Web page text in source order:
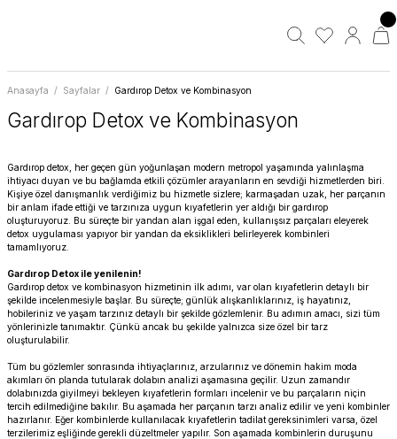
Anasayfa Sayfalar Gardırop Detox ve Kombinasyon
Gardırop Detox ve Kombinasyon
Gardırop detox, her geçen gün yoğunlaşan modern metropol yaşamında yalınlaşma
ihtiyacı duyan ve bu bağlamda etkili çözümler arayanların en sevdiği hizmetlerden biri.
Kişiye özel danışmanlık verdiğimiz bu hizmetle sizlere; karmaşadan uzak, her parçanın
bir anlam ifade ettiği ve tarzınıza uygun kıyafetlerin yer aldığı bir gardırop
oluşturuyoruz. Bu süreçte bir yandan alan işgal eden, kullanışsız parçaları eleyerek
detox uygulaması yapıyor bir yandan da eksiklikleri belirleyerek kombinleri
tamamlıyoruz.
Gardırop Detox ile yenilenin!
Gardırop detox ve kombinasyon hizmetinin ilk adımı, var olan kıyafetlerin detaylı bir
şekilde incelenmesiyle başlar. Bu süreçte; günlük alışkanlıklarınız, iş hayatınız,
hobileriniz ve yaşam tarzınız detaylı bir şekilde gözlemlenir. Bu adımın amacı, sizi tüm
yönlerinizle tanımaktır. Çünkü ancak bu şekilde yalnızca size özel bir tarz
oluşturulabilir.
Tüm bu gözlemler sonrasında ihtiyaçlarınız, arzularınız ve dönemin hakim moda
akımları ön planda tutularak dolabın analizi aşamasına geçilir. Uzun zamandır
dolabınızda giyilmeyi bekleyen kıyafetlerin formları incelenir ve bu parçaların niçin
tercih edilmediğine bakılır. Bu aşamada her parçanın tarzı analiz edilir ve yeni kombinler
hazırlanır. Eğer kombinlerde kullanılacak kıyafetlerin tadilat gereksinimleri varsa, özel
terzilerimiz eşliğinde gerekli düzeltmeler yapılır. Son aşamada kombinlerin duruşunu